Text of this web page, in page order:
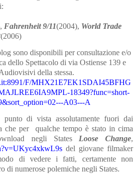
Fahrenheit 9/11(2004), World Trade
(2006)
sono disponibili per consultazione e/o
dello Spettacolo di via Ostiense 139 e
della stessa.
F/MHX21E7EK1SDAI45BFHG
18349?func=short-
A03---A
punto di vista assolutamente fuori dai
che per
qualche tempo è stato in cima
negli StatesLoose Change,
del giovane filmaker
di vedere i fatti, certamente non
di numerose polemiche negli States.